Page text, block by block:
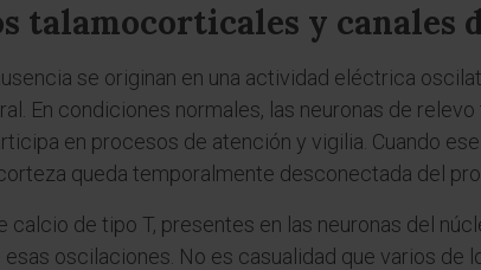
talamocorticales y canales
se originan en una actividad eléctrica
En condiciones normales, las neuronas de
en procesos de atención y vigilia. Cuando
queda temporalmente desconectada del
calcio de tipo T, presentes en las neuronas del
oscilaciones. No es casualidad que varios de